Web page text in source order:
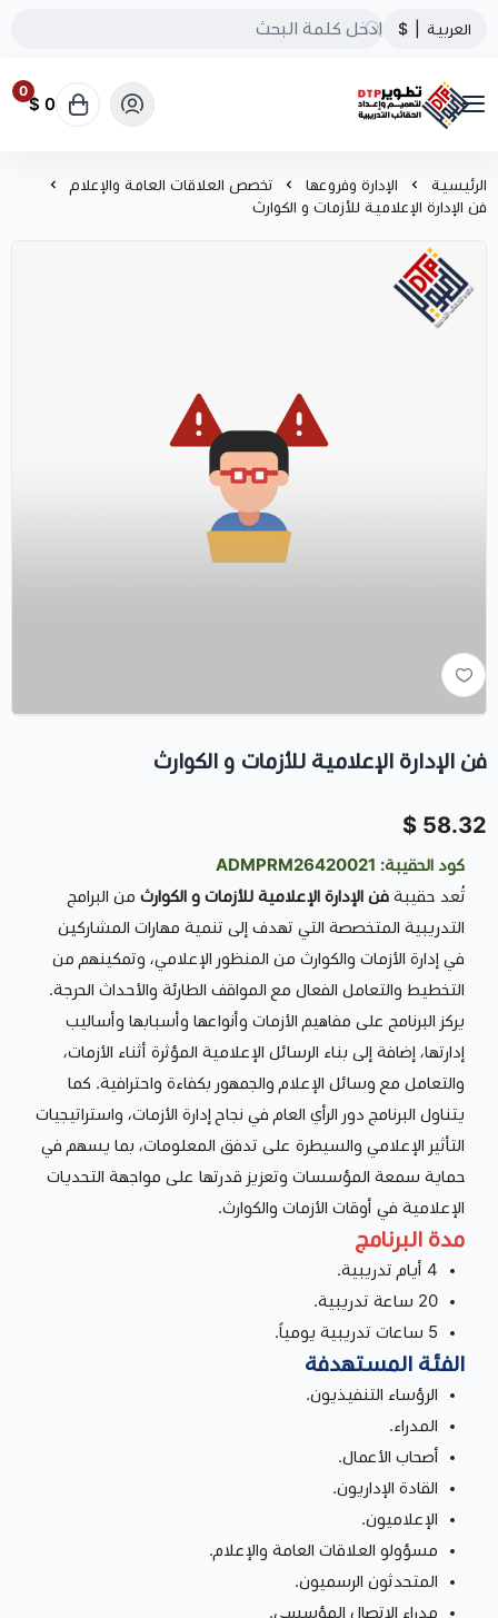
العربية $
تطوير الحقائب التدريبية
0
0 $
الرئيسية الإدارة وفروعها
تخصص العلاقات العامة والإعلام
فن الإدارة الإعلامية للأزمات و الكوارث
فن الإدارة الإعلامية للأزمات و الكوارث
58.32 $
كود الحقيبة: ADMPRM26420021
تُعد حقيبة فن الإدارة الإعلامية للأزمات و الكوارث من البرامج
التدريبية المتخصصة التي تهدف إلى تنمية مهارات المشاركين
في إدارة الأزمات والكوارث من المنظور الإعلامي، وتمكينهم من
التخطيط والتعامل الفعال مع المواقف الطارئة والأحداث الحرجة.
يركز البرنامج على مفاهيم الأزمات وأنواعها وأسبابها وأساليب
إدارتها، إضافة إلى بناء الرسائل الإعلامية المؤثرة أثناء الأزمات،
والتعامل مع وسائل الإعلام والجمهور بكفاءة واحترافية. كما
يتناول البرنامج دور الرأي العام في نجاح إدارة الأزمات، واستراتيجيات
التأثير الإعلامي والسيطرة على تدفق المعلومات، بما يسهم في
حماية سمعة المؤسسات وتعزيز قدرتها على مواجهة التحديات
الإعلامية في أوقات الأزمات والكوارث.
مدة البرنامج
4 أيام تدريبية.
20 ساعة تدريبية.
5 ساعات تدريبية يومياً.
الفئة المستهدفة
الرؤساء التنفيذيون.
المدراء.
أصحاب الأعمال.
القادة الإداريون.
الإعلاميون.
مسؤولو العلاقات العامة والإعلام.
المتحدثون الرسميون.
مدراء الاتصال المؤسسي.